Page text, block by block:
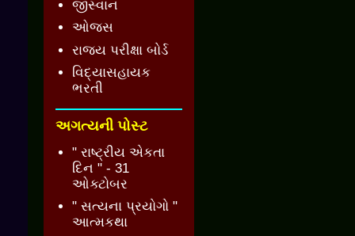
જીસ્વાન
ઓજસ
રાજ્ય પરીક્ષા બોર્ડ
વિદ્યાસહાયક
ભરતી
અગત્યની પોસ્ટ
" રાષ્ટ્રીય એકતા
દિન " - 31
ઓક્ટોબર
" સત્યના પ્રયોગો "
આત્મકથા